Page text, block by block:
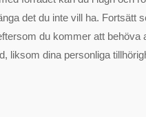
det du inte vill ha. Fortsätt
du kommer att behöva
liksom dina personliga